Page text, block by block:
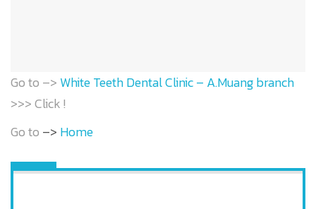
Go to –> White Teeth Dental Clinic – A.Muang branch
>>> Click !
Go to –> Home